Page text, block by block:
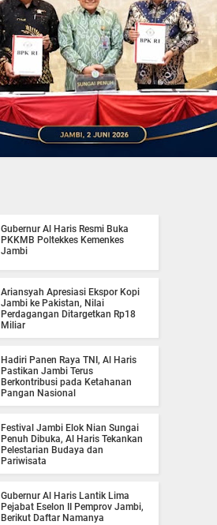
Gubernur Al Haris Resmi Buka
PKKMB Poltekkes Kemenkes
Jambi
Ariansyah Apresiasi Ekspor Kopi
Jambi ke Pakistan, Nilai
Perdagangan Ditargetkan Rp18
Miliar
Hadiri Panen Raya TNI, Al Haris
Pastikan Jambi Terus
Berkontribusi pada Ketahanan
Pangan Nasional
Festival Jambi Elok Nian Sungai
Penuh Dibuka, Al Haris Tekankan
Pelestarian Budaya dan
Pariwisata
Gubernur Al Haris Lantik Lima
Pejabat Eselon II Pemprov Jambi,
Berikut Daftar Namanya